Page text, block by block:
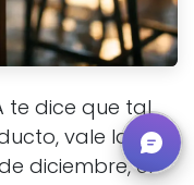
te dice que tal
vale la
diciembre, el